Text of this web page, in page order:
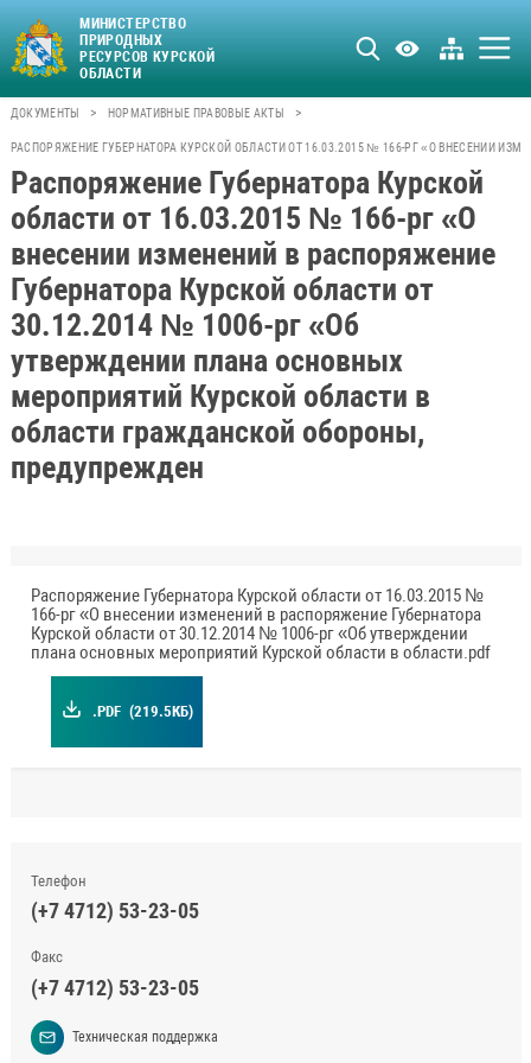
МИНИСТЕРСТВО
ПРИРОДНЫХ
РЕСУРСОВ КУРСКОЙ
ОБЛАСТИ
ДОКУМЕНТЫ > НОРМАТИВНЫЕ ПРАВОВЫЕ АКТЫ >
РАСПОРЯЖЕНИЕ ГУБЕРНАТОРА КУРСКОЙ ОБЛАСТИ ОТ 16.03.2015 № 166-РГ «О ВНЕСЕНИИ
Распоряжение Губернатора Курской
области от 16.03.2015 № 166-рг «О
внесении изменений в распоряжение
Губернатора Курской области от
30.12.2014 № 1006-рг «Об
утверждении плана основных
мероприятий Курской области в
области гражданской обороны,
предупрежден
Распоряжение Губернатора Курской области от 16.03.2015 №
166-рг «О внесении изменений в распоряжение Губернатора
Курской области от 30.12.2014 № 1006-рг «Об утверждении
плана основных мероприятий Курской области в области.pdf
.PDF (219.5КБ)
Телефон
(+7 4712) 53-23-05
Факс
(+7 4712) 53-23-05
Техническая поддержка